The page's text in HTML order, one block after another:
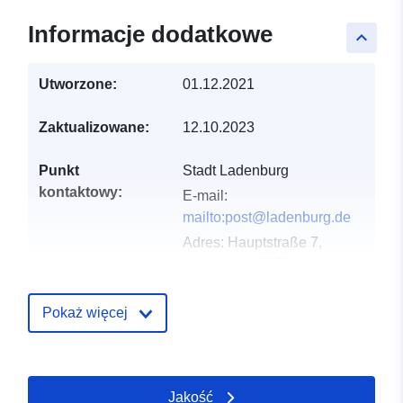
keyboard_arrow_up
Informacje dodatkowe
Utworzone: 01.12.2021
Zaktualizowane: 12.10.2023
Punkt
kontaktowy:
Stadt Ladenburg
E-mail:
mailto:post@ladenburg.de
Adres: Hauptstraße 7,
Zapis katalogu: Dodany do data.europa.eu: 21
Pokaż więcej
Jakość